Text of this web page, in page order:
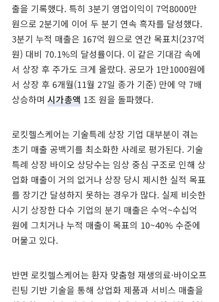
출을 기록했다. 특히 3분기 영업이익이 7억8000만
원으로 2분기에 이어 두 분기 연속 흑자를 달성했다.
3분기 누적 매출은 167억 원으로 연간 목표치(237억
원) 대비 70.1%의 달성률이다. 이 같은 기대감 속에
서 상장 후 주가도 크게 올랐다. 공모가 1만1000원에
서 상장 후 6개월(11월 27일 종가 기준) 만에 약 7배
상승하며 시가총액 1조 원을 돌파했다.
로킷헬스케어는 기술특례 상장 기업 대부분이 겪는
초기 매출 공백기를 최소화한 사례로 평가된다. 기술
특례 상장 바이오 상당수는 임상 중심 구조로 인해 상
업화 매출이 거의 없거나 상장 당시 제시한 실적 목표
를 장기간 달성하지 못하는 경우가 많다. 실제 비슷한
시기 상장한 다수 기업의 분기 매출은 수억~수십억
원에 그치거나 누적 매출이 목표의 10~40% 수준에
머물고 있다.
반면 로킷헬스케어는 환자 맞춤형 재생의료·바이오프
린팅 기반 기술을 통해 상업화 제품과 서비스 매출을